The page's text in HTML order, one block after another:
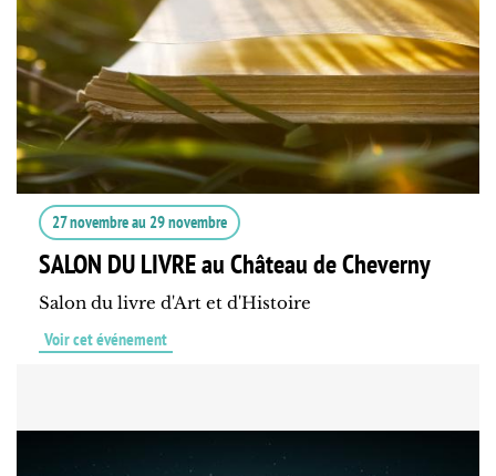
27 novembreau 29 novembre
SALON DU LIVRE au Château de Cheverny
Salon du livre d'Art et d'Histoire
Voir cet événement